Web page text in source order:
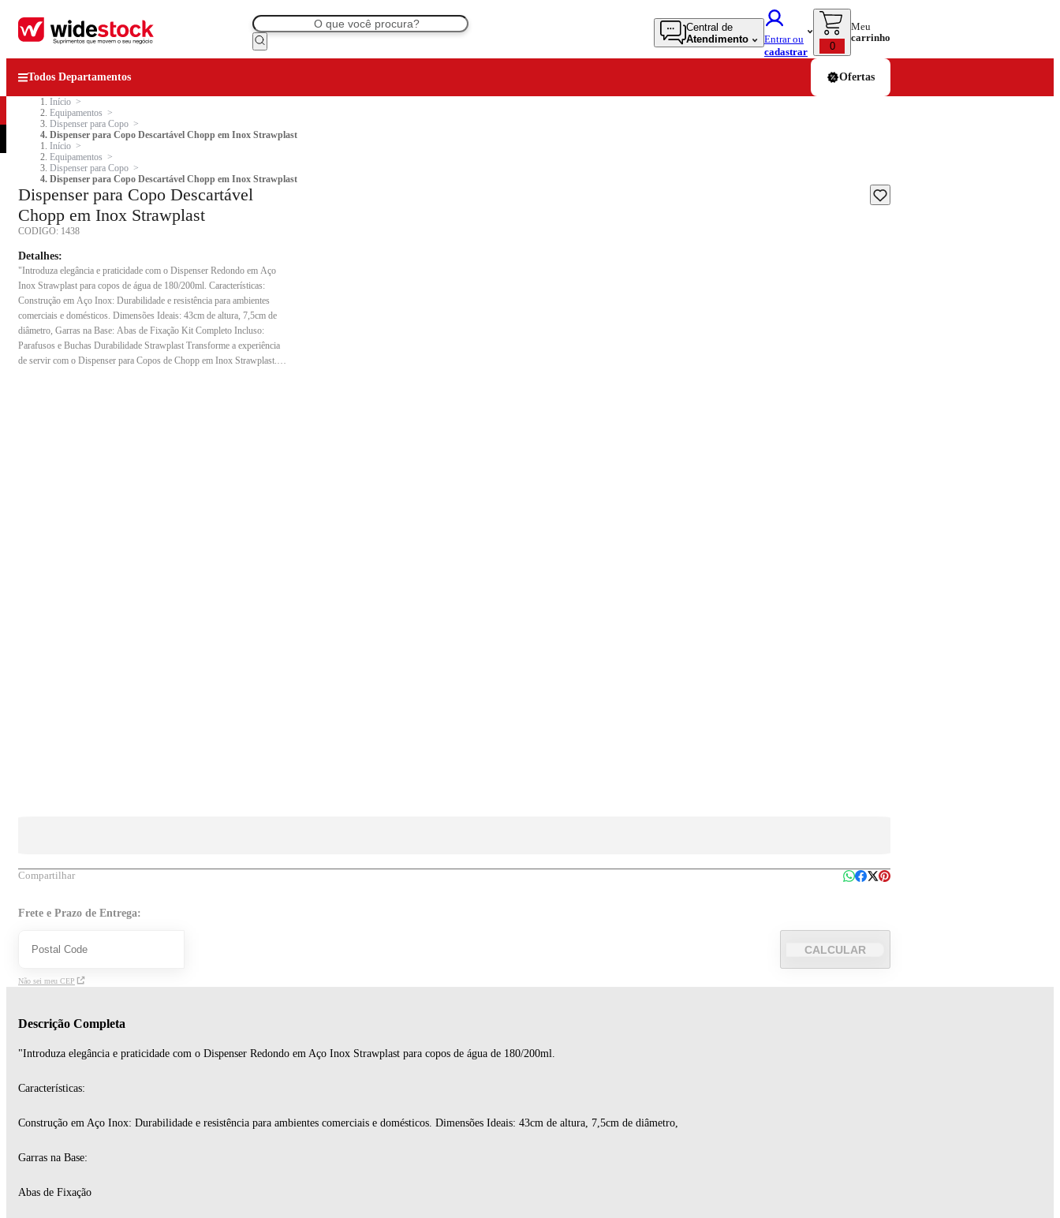
Central de
Atendimento
Entrar ou
cadastrar
0
Meu
carrinho
Todos Departamentos Ofertas
Início
Equipamentos
Dispenser para Copo
Dispenser para Copo Descartável Chopp em Inox Strawplast
Início
Equipamentos
Dispenser para Copo
Dispenser para Copo Descartável Chopp em Inox Strawplast
Dispenser para Copo Descartável
Chopp em Inox Strawplast
CODIGO: 1438
Detalhes:
"Introduza elegância e praticidade com o Dispenser Redondo em Aço
Inox Strawplast para copos de água de 180/200ml. Características:
Construção em Aço Inox: Durabilidade e resistência para ambientes
comerciais e domésticos. Dimensões Ideais: 43cm de altura, 7,5cm de
diâmetro, Garras na Base: Abas de Fixação Kit Completo Incluso:
Parafusos e Buchas Durabilidade Strawplast Transforme a experiência
de servir com o Dispenser para Copos de Chopp em Inox Strawplast.
Compartilhar
Frete e Prazo de Entrega:
CALCULAR
Não sei meu CEP
Descrição Completa
"Introduza elegância e praticidade com o Dispenser Redondo em Aço Inox Strawplast para copos de água de 180/200ml.
Características:
Construção em Aço Inox: Durabilidade e resistência para ambientes comerciais e domésticos. Dimensões Ideais: 43cm de altura, 7,5cm de diâmetro,
Garras na Base:
Abas de Fixação